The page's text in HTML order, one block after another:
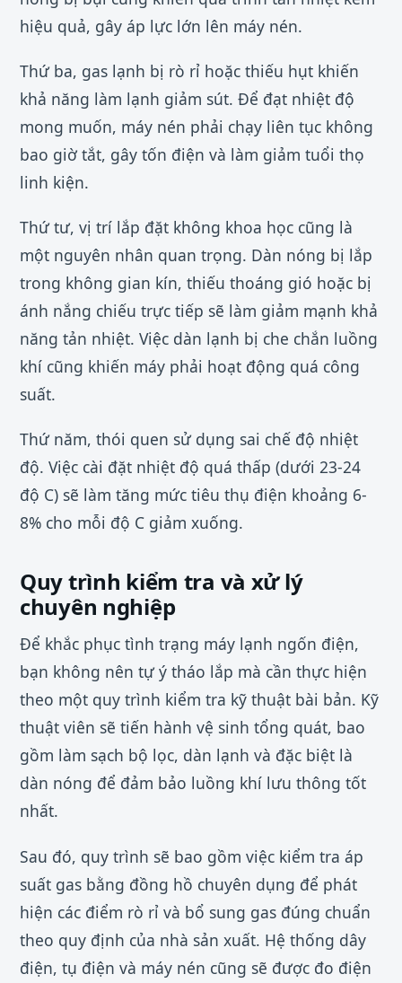
hiệu quả, gây áp lực lớn lên máy nén.
Thứ ba, gas lạnh bị rò rỉ hoặc thiếu hụt khiến
khả năng làm lạnh giảm sút. Để đạt nhiệt độ
mong muốn, máy nén phải chạy liên tục không
bao giờ tắt, gây tốn điện và làm giảm tuổi thọ
linh kiện.
Thứ tư, vị trí lắp đặt không khoa học cũng là
một nguyên nhân quan trọng. Dàn nóng bị lắp
trong không gian kín, thiếu thoáng gió hoặc bị
ánh nắng chiếu trực tiếp sẽ làm giảm mạnh khả
năng tản nhiệt. Việc dàn lạnh bị che chắn luồng
khí cũng khiến máy phải hoạt động quá công
suất.
Thứ năm, thói quen sử dụng sai chế độ nhiệt
độ. Việc cài đặt nhiệt độ quá thấp (dưới 23-24
độ C) sẽ làm tăng mức tiêu thụ điện khoảng 6-
8% cho mỗi độ C giảm xuống.
Quy trình kiểm tra và xử lý
chuyên nghiệp
Để khắc phục tình trạng máy lạnh ngốn điện,
bạn không nên tự ý tháo lắp mà cần thực hiện
theo một quy trình kiểm tra kỹ thuật bài bản. Kỹ
thuật viên sẽ tiến hành vệ sinh tổng quát, bao
gồm làm sạch bộ lọc, dàn lạnh và đặc biệt là
dàn nóng để đảm bảo luồng khí lưu thông tốt
nhất.
Sau đó, quy trình sẽ bao gồm việc kiểm tra áp
suất gas bằng đồng hồ chuyên dụng để phát
hiện các điểm rò rỉ và bổ sung gas đúng chuẩn
theo quy định của nhà sản xuất. Hệ thống dây
điện, tụ điện và máy nén cũng sẽ được đo điện